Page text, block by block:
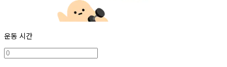
운동 시간